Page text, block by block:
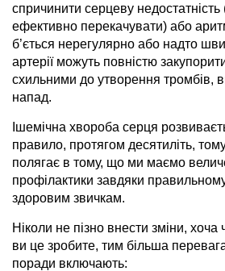
спричинити серцеву
ефективно перекачувати) або
б’ється нерегулярно або надто
артерії можуть повністю
схильними до утворення тромбів,
напад.
Ішемічна хвороба серця
правило, протягом десятиліть,
полягає в тому, що ми маємо
профілактики завдяки
здоровим звичкам.
Ніколи не пізно внести зміни, хоча
ви це зробите, тим більша
поради включають: